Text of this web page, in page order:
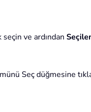
ve ardından
Seç düğmesine